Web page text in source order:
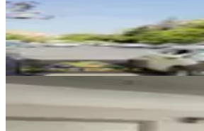
2+1·130 m²·4.
1.700.000 ₺
YENİ
Hayat
Haliliye, Ulubatlı